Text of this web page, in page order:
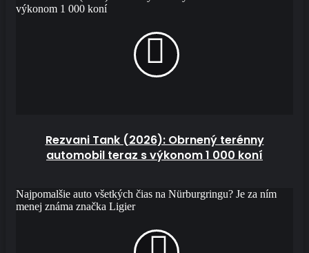
výkonom 1 000 koní
Rezvani Tank (2026): Obrnený terénny
automobil teraz s výkonom 1 000 koní
Najpomalšie auto všetkých čias na Nürburgringu? Je za ním
menej známa značka Ligier